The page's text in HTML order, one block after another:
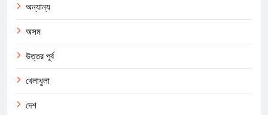
অন্যান্য
অসম
উত্তর পূর্ব
খেলাধুলা
দেশ